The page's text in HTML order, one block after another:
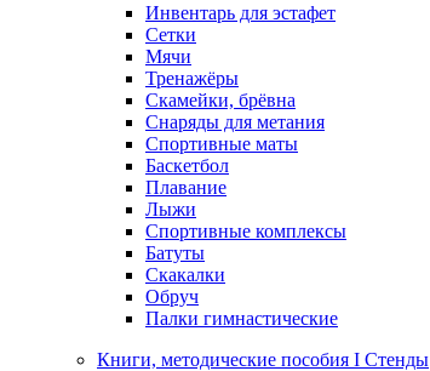
Инвентарь для эстафет
Сетки
Мячи
Тренажёры
Скамейки, брёвна
Снаряды для метания
Спортивные маты
Баскетбол
Плавание
Лыжи
Спортивные комплексы
Батуты
Скакалки
Обруч
Палки гимнастические
Книги, методические пособия I Стенды